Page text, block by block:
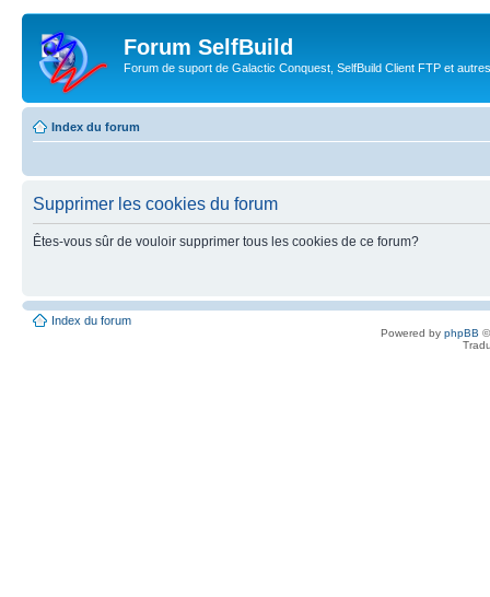
Forum SelfBuild
Forum de suport de Galactic Conquest, SelfBuild Client FTP et
Index du forum
Supprimer les cookies du forum
Êtes-vous sûr de vouloir supprimer tous les cookies de ce forum?
Index du forum
Powered by phpBB